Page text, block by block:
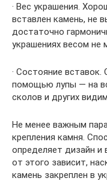
· Вес украшения.
вставлен камень, не
достаточно
украшениях весом не
· Состояние
помощью лупы — на
сколов и других
Не менее важным
крепления камня.
определяет дизайн и
от этого зависит,
камень закреплен в